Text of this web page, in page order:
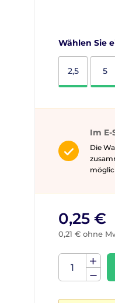
Wählen Sie
2,5 5
Im
Die
0,25 €
0,21 € ohne